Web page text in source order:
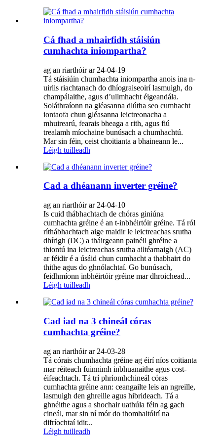
Cá fhad a mhairfidh stáisiún
cumhachta iniompartha?
ag an riarthóir ar 24-04-19
Tá stáisiúin chumhachta iniompartha anois ina n-
uirlis riachtanach do dhíograiseoirí lasmuigh, do
champálaithe, agus d’ullmhacht éigeandála.
Soláthraíonn na gléasanna dlútha seo cumhacht
iontaofa chun gléasanna leictreonacha a
mhuirearú, fearais bheaga a rith, agus fiú
trealamh míochaine bunúsach a chumhachtú.
Mar sin féin, ceist choitianta a bhaineann le...
Léigh tuilleadh
Cad a dhéanann inverter gréine?
ag an riarthóir ar 24-04-10
Is cuid thábhachtach de chóras giniúna
cumhachta gréine é an t-inbhéirtóir gréine. Tá ról
ríthábhachtach aige maidir le leictreachas srutha
dhírigh (DC) a tháirgeann painéil ghréine a
thiontú ina leictreachas srutha ailtéarnaigh (AC)
ar féidir é a úsáid chun cumhacht a thabhairt do
thithe agus do ghnólachtaí. Go bunúsach,
feidhmíonn inbhéirtóir gréine mar dhroichead...
Léigh tuilleadh
Cad iad na 3 chineál córas
cumhachta gréine?
ag an riarthóir ar 24-03-28
Tá córais chumhachta gréine ag éirí níos coitianta
mar réiteach fuinnimh inbhuanaithe agus cost-
éifeachtach. Tá trí phríomhchineál córas
cumhachta gréine ann: ceangailte leis an ngreille,
lasmuigh den ghreille agus hibrideach. Tá a
ghnéithe agus a shochair uathúla féin ag gach
cineál, mar sin ní mór do thomhaltóirí na
difríochtaí idir...
Léigh tuilleadh